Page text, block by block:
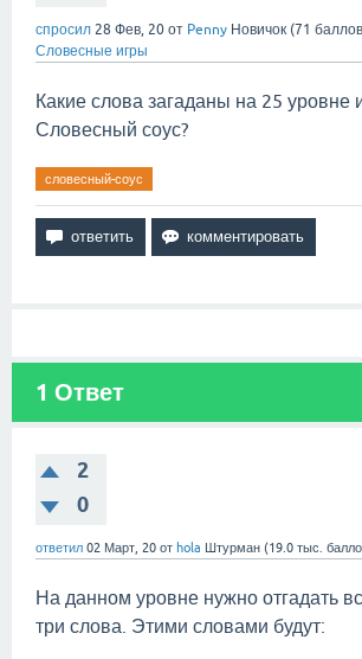
спросил 28 Фев, 20 от Penny Новичок (71
Словесные игры
Какие слова загаданы на 25 уровне
Словесный соус?
словесный-соус
1 Ответ
2
0
ответил 02 Март, 20 от hola Штурман (19.0 тыс.
На данном уровне нужно отгадать
три слова. Этими словами будут: